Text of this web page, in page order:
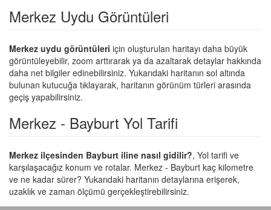
Merkez Uydu Görüntüleri
Merkez uydu görüntüleri için oluşturulan haritayı daha büyük
görüntüleyebilir, zoom arttırarak ya da azaltarak detaylar hakkında
daha net bilgiler edinebilirsiniz. Yukarıdaki haritanın sol altında
bulunan kutucuğa tıklayarak, haritanın görünüm türleri arasında
geçiş yapabilirsiniz.
Merkez - Bayburt Yol Tarifi
Merkez ilçesinden Bayburt iline nasıl gidilir?, Yol tarifi ve
karşılaşacağız konum ve rotalar. Merkez - Bayburt kaç kilometre
ve ne kadar sürer? Yukarıdaki haritanın detaylarına erişerek,
uzaklık ve zaman ölçümü gerçekleştirebilirsiniz.